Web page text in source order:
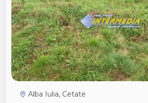
Alba Iulia, Cetate